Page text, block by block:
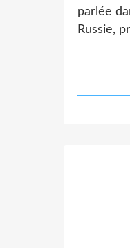
parlée
Russie,